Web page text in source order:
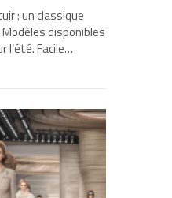
: un classique
disponibles
l’été. Facile…